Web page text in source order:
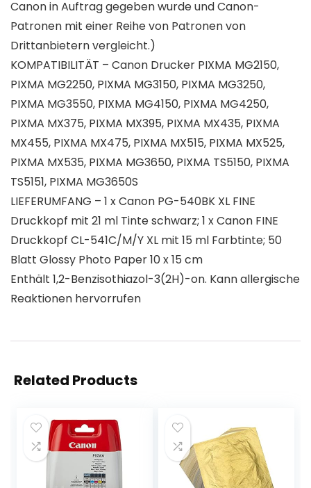
Canon in Auftrag gegeben wurde und Canon-
Patronen mit einer Reihe von Patronen von
Drittanbietern vergleicht.)
KOMPATIBILITÄT – Canon Drucker PIXMA MG2150,
PIXMA MG2250, PIXMA MG3150, PIXMA MG3250,
PIXMA MG3550, PIXMA MG4150, PIXMA MG4250,
PIXMA MX375, PIXMA MX395, PIXMA MX435, PIXMA
MX455, PIXMA MX475, PIXMA MX515, PIXMA MX525,
PIXMA MX535, PIXMA MG3650, PIXMA TS5150, PIXMA
TS5151, PIXMA MG3650S
LIEFERUMFANG – 1 x Canon PG-540BK XL FINE
Druckkopf mit 21 ml Tinte schwarz; 1 x Canon FINE
Druckkopf CL-541C/M/Y XL mit 15 ml Farbtinte; 50
Blatt Glossy Photo Paper 10 x 15 cm
Enthält 1,2-Benzisothiazol-3(2H)-on. Kann allergische
Reaktionen hervorrufen
Related Products